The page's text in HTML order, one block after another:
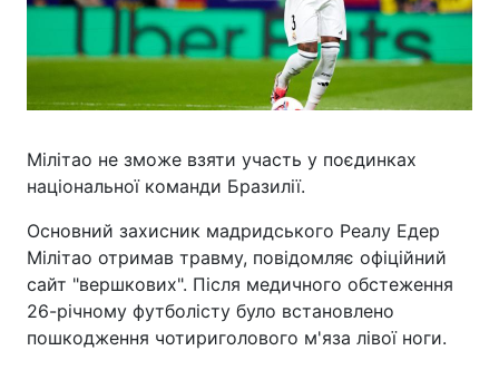
Мілітао не зможе взяти участь у поєдинках
національної команди Бразилії.
Основний захисник мадридського Реалу Едер
Мілітао отримав травму, повідомляє офіційний
сайт "вершкових". Після медичного обстеження
26-річному футболісту було встановлено
пошкодження чотириголового м'яза лівої ноги.